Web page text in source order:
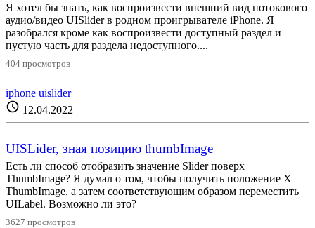
Я хотел бы знать, как воспроизвести внешний вид потокового
аудио/видео UISlider в родном проигрывателе iPhone. Я
разобрался кроме как воспроизвести доступный раздел и
пустую часть для раздела недоступного....
404 просмотров
iphone uislider
schedule 12.04.2022
UISLider, зная позицию thumbImage
Есть ли способ отобразить значение Slider поверх
ThumbImage? Я думал о том, чтобы получить положение X
ThumbImage, а затем соответствующим образом переместить
UILabel. Возможно ли это?
3627 просмотров